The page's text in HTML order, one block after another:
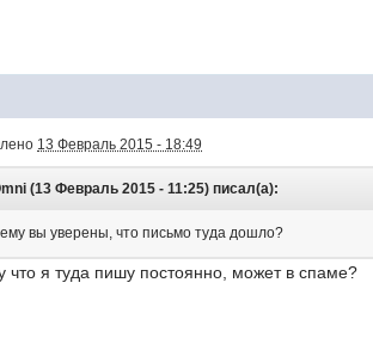
13 Февраль 2015 - 18:49
(13 Февраль 2015 - 11:25) писал(а):
вы уверены, что письмо туда дошло?
что я туда пишу постоянно, может в спаме?